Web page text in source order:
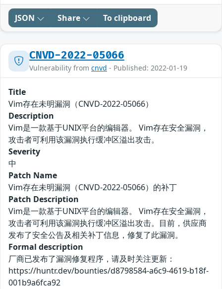
JSON Share To clipboard
CNVD-2022-05066
Vulnerability from cnvd - Published: 2022-01-19
Title
Vim存在未明漏洞（CNVD-2022-05066）
Description
Vim是一款基于UNIX平台的编辑器。 Vim存在安全漏洞，
攻击者可利用该漏洞执行缓冲区溢出攻击。
Severity
中
Patch Name
Vim存在未明漏洞（CNVD-2022-05066）的补丁
Patch Description
Vim是一款基于UNIX平台的编辑器。 Vim存在安全漏洞，
攻击者可利用该漏洞执行缓冲区溢出攻击。目前，供应商
发布了安全公告及相关补丁信息，修复了此漏洞。
Formal description
厂商已发布了漏洞修复程序，请及时关注更新：
https://huntr.dev/bounties/d8798584-a6c9-4619-b18f-
001b9a6fca92